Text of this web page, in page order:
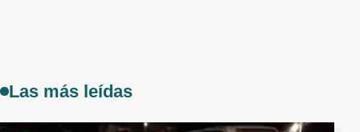
Las más leídas